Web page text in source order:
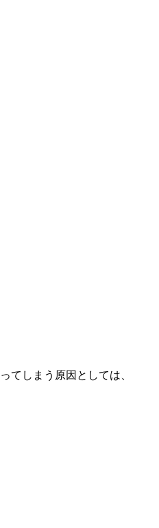
てしまう原因としては、